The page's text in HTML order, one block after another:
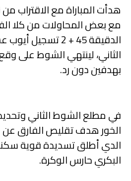
هدأت المباراة مع الاقتراب
مع بعض المحاولات من كلا
الدقيقة 45 + 2
الثاني، لينتهي الشوط على
بهدفين دون رد.
الخور هدف تقليص الفارق
الدي أطلق تسديدة قوية
البكري حارس الوكرة.